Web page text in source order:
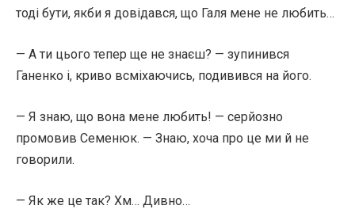
тоді бути, якби я довідався, що Галя мене не любить…
— А ти цього тепер ще не знаєш? — зупинився
Ганенко і, криво всміхаючись, подивився на його.
— Я знаю, що вона мене любить! — серйозно
промовив Семенюк. — Знаю, хоча про це ми й не
говорили.
— Як же це так? Хм… Дивно…